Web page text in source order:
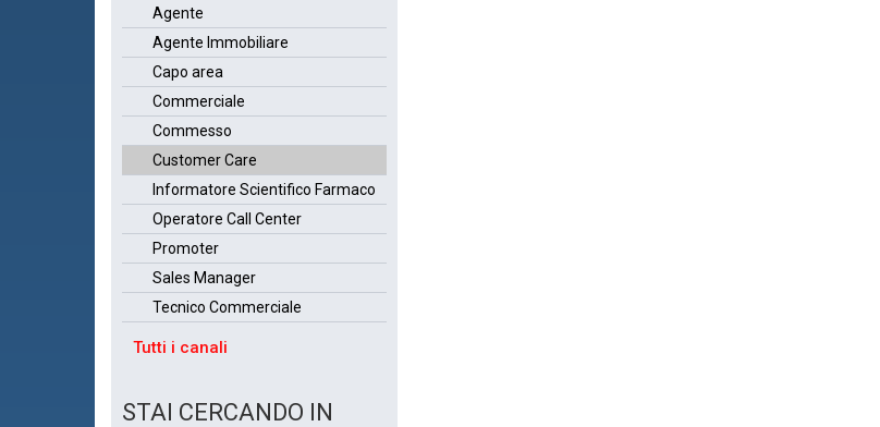
Agente
Agente Immobiliare
Capo area
Commerciale
Commesso
Customer Care
Informatore Scientifico Farmaco
Operatore Call Center
Promoter
Sales Manager
Tecnico Commerciale
Tutti i canali
STAI CERCANDO IN